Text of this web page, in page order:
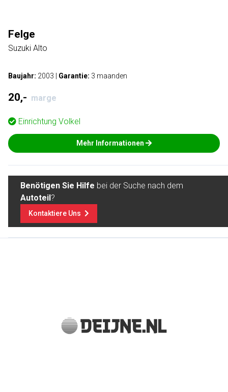
Felge
Suzuki Alto
Baujahr: 2003 Garantie: 3 maanden
20,- marge
Einrichtung Volkel
Mehr Informationen
Benötigen Sie Hilfe bei der Suche nach dem
Autoteil?
Kontaktiere Uns